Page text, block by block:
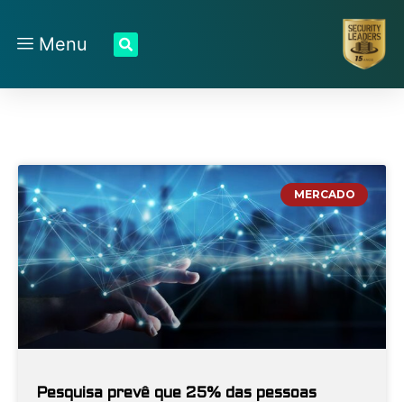
Menu
MERCADO
Pesquisa prevê que 25% das pessoas